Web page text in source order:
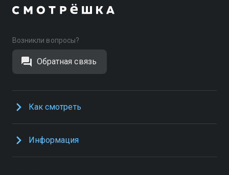
Возникли вопросы?
Обратная связь
Как смотреть
Информация